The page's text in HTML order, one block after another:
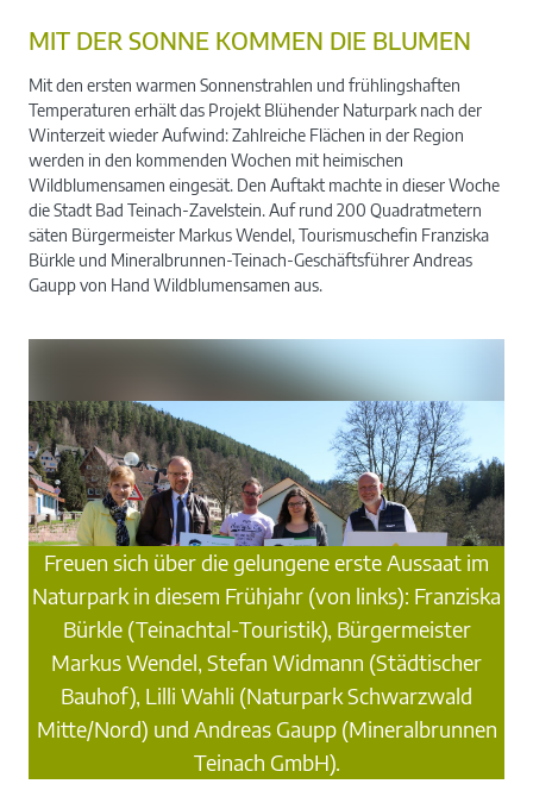
MIT DER SONNE KOMMEN DIE BLUMEN
Mit den ersten warmen Sonnenstrahlen und frühlingshaften
Temperaturen erhält das Projekt Blühender Naturpark nach der
Winterzeit wieder Aufwind: Zahlreiche Flächen in der Region
werden in den kommenden Wochen mit heimischen
Wildblumensamen eingesät. Den Auftakt machte in dieser Woche
die Stadt Bad Teinach-Zavelstein. Auf rund 200 Quadratmetern
säten Bürgermeister Markus Wendel, Tourismuschefin Franziska
Bürkle und Mineralbrunnen-Teinach-Geschäftsführer Andreas
Gaupp von Hand Wildblumensamen aus.
Freuen sich über die gelungene erste Aussaat im
Naturpark in diesem Frühjahr (von links): Franziska
Bürkle (Teinachtal-Touristik), Bürgermeister
Markus Wendel, Stefan Widmann (Städtischer
Bauhof), Lilli Wahli (Naturpark Schwarzwald
Mitte/Nord) und Andreas Gaupp (Mineralbrunnen
Teinach GmbH).